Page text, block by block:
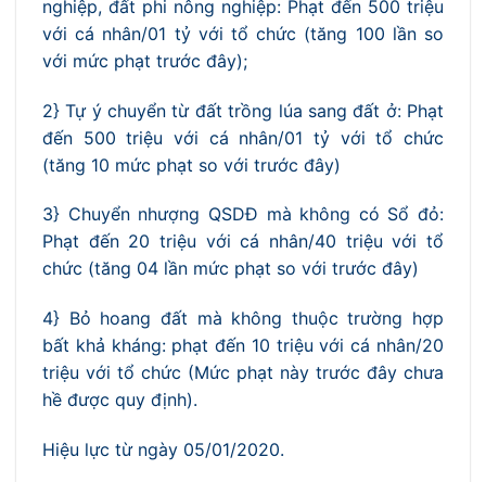
nghiệp, đất phi nông nghiệp: Phạt đến 500 triệu
với cá nhân/01 tỷ với tổ chức (tăng 100 lần so
với mức phạt trước đây);
2} Tự ý chuyển từ đất trồng lúa sang đất ở: Phạt
đến 500 triệu với cá nhân/01 tỷ với tổ chức
(tăng 10 mức phạt so với trước đây)
3} Chuyển nhượng QSDĐ mà không có Sổ đỏ:
Phạt đến 20 triệu với cá nhân/40 triệu với tổ
chức (tăng 04 lần mức phạt so với trước đây)
4} Bỏ hoang đất mà không thuộc trường hợp
bất khả kháng: phạt đến 10 triệu với cá nhân/20
triệu với tổ chức (Mức phạt này trước đây chưa
hề được quy định).
Hiệu lực từ ngày 05/01/2020.